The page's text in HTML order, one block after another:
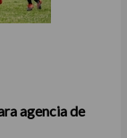
agencia de